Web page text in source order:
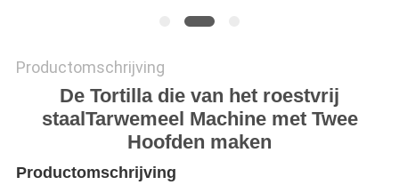
Productomschrijving
De Tortilla die van het roestvrij
staalTarwemeel Machine met Twee
Hoofden maken
Productomschrijving